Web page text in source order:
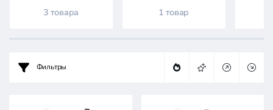
3 товара
1 товар
Фильтры